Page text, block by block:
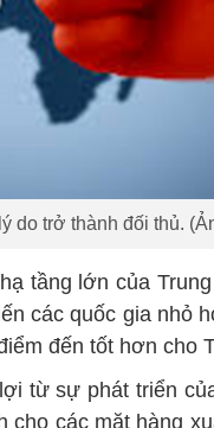
do trở thành đối thủ.
tầng lớn của
các quốc gia nhỏ
đến tốt hơn cho
từ sự phát triển
các mặt hàng